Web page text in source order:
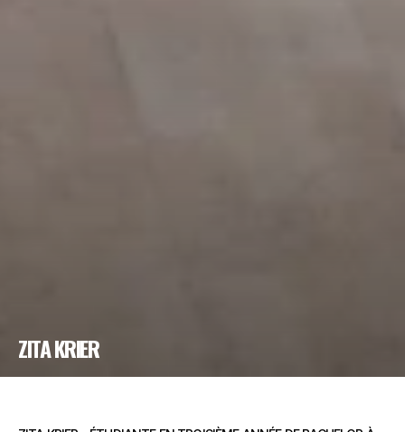
ZITA KRIER